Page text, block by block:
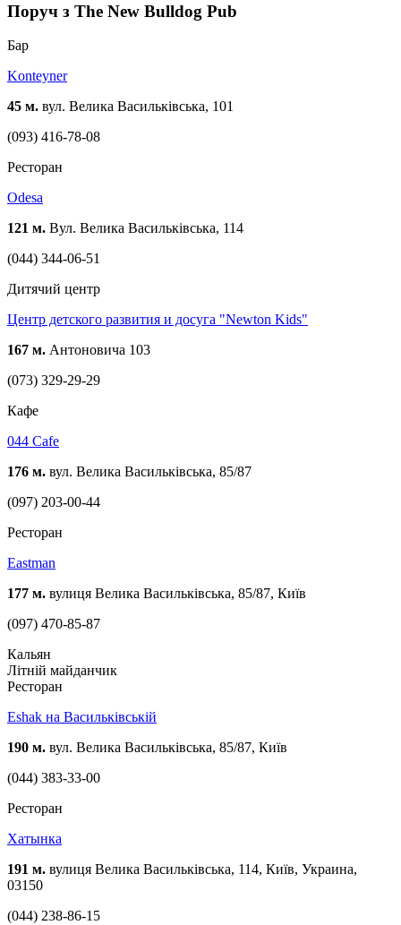
Поруч з The New Bulldog Pub
Бар
Konteyner
45 м. вул. Велика Васильківська, 101
(093) 416-78-08
Ресторан
Odesa
121 м. Вул. Велика Васильківська, 114
(044) 344-06-51
Дитячий центр
Центр детского развития и досуга "Newton Kids"
167 м. Антоновича 103
(073) 329-29-29
Кафе
044 Cafe
176 м. вул. Велика Васильківська, 85/87
(097) 203-00-44
Ресторан
Eastman
177 м. вулиця Велика Васильківська, 85/87, Київ
(097) 470-85-87
Кальян
Літній майданчик
Ресторан
Eshak на Васильківській
190 м. вул. Велика Васильківська, 85/87, Київ
(044) 383-33-00
Ресторан
Хатынка
191 м. вулиця Велика Васильківська, 114, Київ, Украина,
03150
(044) 238-86-15